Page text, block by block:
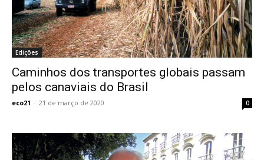
Edições
Caminhos dos transportes globais passam
pelos canaviais do Brasil
eco21 - 21 de março de 2020 0